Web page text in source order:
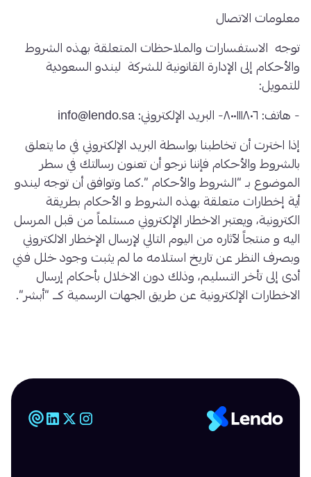
معلومات الاتصال
توجه الاستفسارات والملاحظات المتعلقة بهذه الشروط
والأحكام إلى الإدارة القانونية للشركة ليندو السعودية
للتمويل:
- هاتف: ٨٠٠١١١٨٠٦- البريد الإلكتروني: info@lendo.sa
إذا اخترت أن تخاطبنا بواسطة البريد الإلكتروني في ما يتعلق
بالشروط والأحكام فإننا نرجو أن تعنون رسالتك في سطر
الموضوع بـ “الشروط والأحكام ”.كما وتوافق أن توجه ليندو
أية إخطارات متعلقة بهذه الشروط و الأحكام بطريقة
الكترونية، ويعتبر الاخطار الإلكتروني مستلماً من قبل المرسل
اليه و منتجاً لآثاره من اليوم التالي لإرسال الإخطار الالكتروني
وبصرف النظر عن تاريخ استلامه ما لم يثبت وجود خلل فني
أدى إلى تأخر التسليم، وذلك دون الاخلال بأحكام إرسال
الاخطارات الإلكترونية عن طريق الجهات الرسمية كــ “أبشر”.